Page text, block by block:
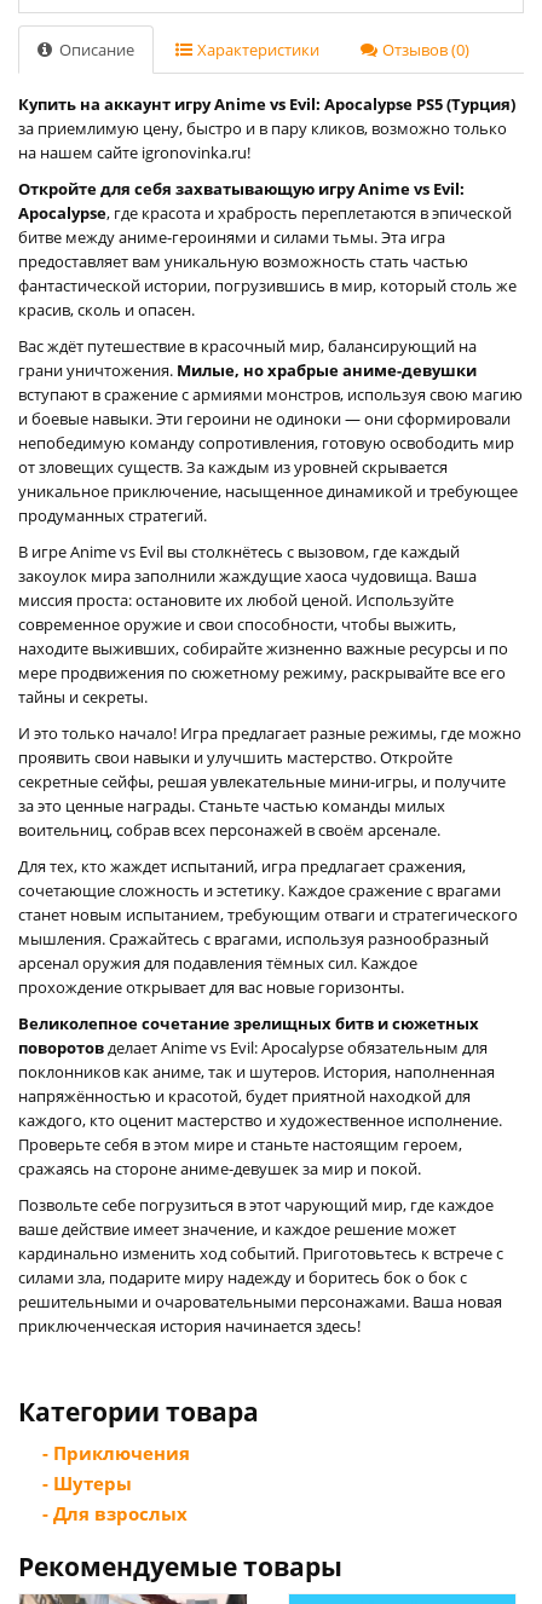
Описание Характеристики Отзывов (0)
Купить на аккаунт игру Anime vs Evil: Apocalypse PS5 (Турция)
за приемлимую цену, быстро и в пару кликов, возможно только
на нашем сайте igronovinka.ru!
Откройте для себя захватывающую игру Anime vs Evil:
Apocalypse, где красота и храбрость переплетаются в эпической
битве между аниме-героинями и силами тьмы. Эта игра
предоставляет вам уникальную возможность стать частью
фантастической истории, погрузившись в мир, который столь же
красив, сколь и опасен.
Вас ждёт путешествие в красочный мир, балансирующий на
грани уничтожения. Милые, но храбрые аниме-девушки
вступают в сражение с армиями монстров, используя свою магию
и боевые навыки. Эти героини не одиноки — они сформировали
непобедимую команду сопротивления, готовую освободить мир
от зловещих существ. За каждым из уровней скрывается
уникальное приключение, насыщенное динамикой и требующее
продуманных стратегий.
В игре Anime vs Evil вы столкнётесь с вызовом, где каждый
закоулок мира заполнили жаждущие хаоса чудовища. Ваша
миссия проста: остановите их любой ценой. Используйте
современное оружие и свои способности, чтобы выжить,
находите выживших, собирайте жизненно важные ресурсы и по
мере продвижения по сюжетному режиму, раскрывайте все его
тайны и секреты.
И это только начало! Игра предлагает разные режимы, где можно
проявить свои навыки и улучшить мастерство. Откройте
секретные сейфы, решая увлекательные мини-игры, и получите
за это ценные награды. Станьте частью команды милых
воительниц, собрав всех персонажей в своём арсенале.
Для тех, кто жаждет испытаний, игра предлагает сражения,
сочетающие сложность и эстетику. Каждое сражение с врагами
станет новым испытанием, требующим отваги и стратегического
мышления. Сражайтесь с врагами, используя разнообразный
арсенал оружия для подавления тёмных сил. Каждое
прохождение открывает для вас новые горизонты.
Великолепное сочетание зрелищных битв и сюжетных
поворотовделает Anime vs Evil: Apocalypse обязательным для
поклонников как аниме, так и шутеров. История, наполненная
напряжённостью и красотой, будет приятной находкой для
каждого, кто оценит мастерство и художественное исполнение.
Проверьте себя в этом мире и станьте настоящим героем,
сражаясь на стороне аниме-девушек за мир и покой.
Позвольте себе погрузиться в этот чарующий мир, где каждое
ваше действие имеет значение, и каждое решение может
кардинально изменить ход событий. Приготовьтесь к встрече с
силами зла, подарите миру надежду и боритесь бок о бок с
решительными и очаровательными персонажами. Ваша новая
приключенческая история начинается здесь!
Категории товара
- Приключения
- Шутеры
- Для взрослых
Рекомендуемые товары